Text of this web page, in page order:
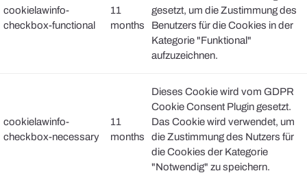
cookielawinfo-
checkbox-functional
11
months
gesetzt, um die Zustimmung des
Benutzers für die Cookies in der
Kategorie "Funktional"
aufzuzeichnen.
cookielawinfo-
checkbox-necessary
11
months
Dieses Cookie wird vom GDPR
Cookie Consent Plugin gesetzt.
Das Cookie wird verwendet, um
die Zustimmung des Nutzers für
die Cookies der Kategorie
"Notwendig" zu speichern.